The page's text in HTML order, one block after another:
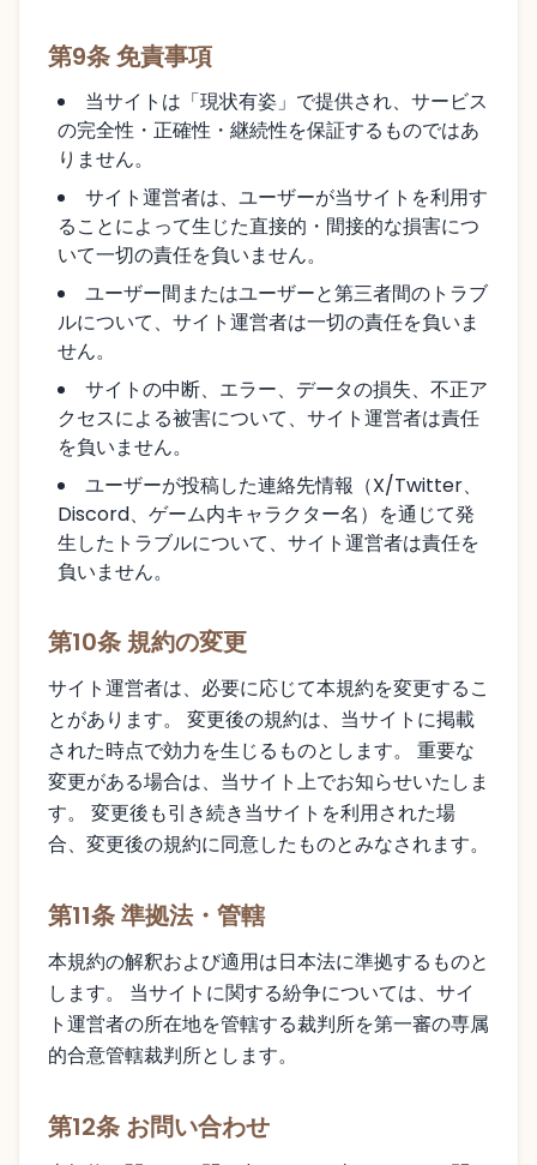
第9条 免責事項
当サイトは「現状有姿」で提供され、サービス
の完全性・正確性・継続性を保証するものではあ
りません。
サイト運営者は、ユーザーが当サイトを利用す
ることによって生じた直接的・間接的な損害につ
いて一切の責任を負いません。
ユーザー間またはユーザーと第三者間のトラブ
ルについて、サイト運営者は一切の責任を負いま
せん。
サイトの中断、エラー、データの損失、不正ア
クセスによる被害について、サイト運営者は責任
を負いません。
ユーザーが投稿した連絡先情報（X/Twitter、
Discord、ゲーム内キャラクター名）を通じて発
生したトラブルについて、サイト運営者は責任を
負いません。
第10条 規約の変更
サイト運営者は、必要に応じて本規約を変更するこ
とがあります。 変更後の規約は、当サイトに掲載
された時点で効力を生じるものとします。 重要な
変更がある場合は、当サイト上でお知らせいたしま
す。 変更後も引き続き当サイトを利用された場
合、変更後の規約に同意したものとみなされます。
第11条 準拠法・管轄
本規約の解釈および適用は日本法に準拠するものと
します。 当サイトに関する紛争については、サイ
ト運営者の所在地を管轄する裁判所を第一審の専属
的合意管轄裁判所とします。
第12条 お問い合わせ